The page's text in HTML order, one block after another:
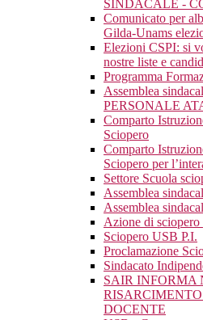
SINDACALE -
Comunicato per
Gilda-Unams
Elezioni CSPI: si
nostre liste e
Programma
Assemblea
PERSONALE
Comparto
Sciopero
Comparto
Sciopero per
Settore Scuola
Assemblea
Assemblea
Azione di
Sciopero USB P.I.
Proclamazione
Sindacato
SAIR INFORMA
DOCENTE